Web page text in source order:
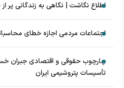
اطلاع نگاشت | نگاهی به زندگانی پر
اجتماعات مردمی اجازه خطای
چارچوب حقوقی و اقتصادی جبران
تأسیسات پتروشیمی ایران